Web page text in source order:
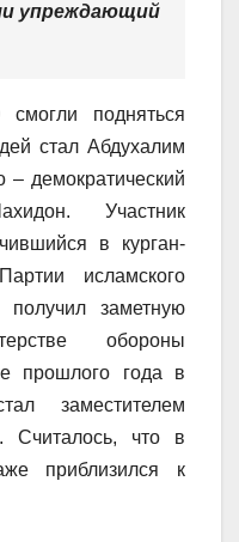
упреждающий
подняться
стал Абдухалим
– демократический
Участник
в курган-
исламского
заметную
обороны
прошлого года в
заместителем
Считалось, что в
приблизился к